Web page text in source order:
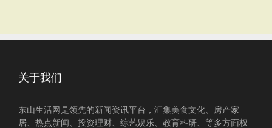
关于我们
东山生活网是领先的新闻资讯平台，汇集美食文化、房产家
居、热点新闻、投资理财、综艺娱乐、教育科研、等多方面权